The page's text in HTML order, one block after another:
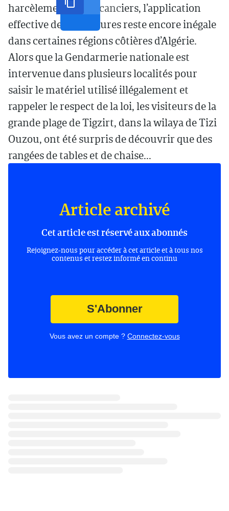
harcèlement des vacanciers, l’application
effective de ces mesures reste encore inégale
dans certaines régions côtières d’Algérie.
Alors que la Gendarmerie nationale est
intervenue dans plusieurs localités pour
saisir le matériel utilisé illégalement et
rappeler le respect de la loi, les visiteurs de la
grande plage de Tigzirt, dans la wilaya de Tizi
Ouzou, ont été surpris de découvrir que des
rangées de tables et de chaise...
Article archivé
Cet article est réservé aux abonnés
Rejoignez-nous pour accéder à cet article et à tous nos
contenus et restez informé en continu
S'Abonner
Vous avez un compte ? Connectez-vous